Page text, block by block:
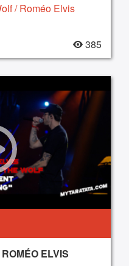
/ Roméo Elvis
385
ELVIS